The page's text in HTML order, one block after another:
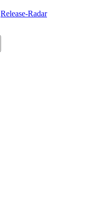
Release-Radar